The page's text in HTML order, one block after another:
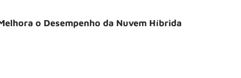
o Desempenho da Nuvem Híbrida